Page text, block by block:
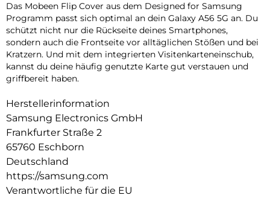
Das Mobeen Flip Cover aus dem Designed for Samsung
Programm passt sich optimal an dein Galaxy A56 5G an. Du
schützt nicht nur die Rückseite deines Smartphones,
sondern auch die Frontseite vor alltäglichen Stößen und bei
Kratzern. Und mit dem integrierten Visitenkarteneinschub,
kannst du deine häufig genutzte Karte gut verstauen und
griffbereit haben.
Herstellerinformation
Samsung Electronics GmbH
Frankfurter Straße 2
65760 Eschborn
Deutschland
https://samsung.com
Verantwortliche für die EU